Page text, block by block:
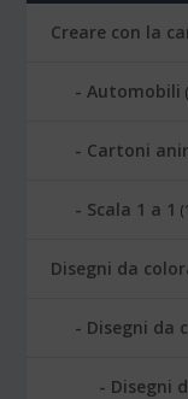
Creare con la
Automobili
Cartoni
Scala 1 a 1
Disegni da
Disegni da
Disegni